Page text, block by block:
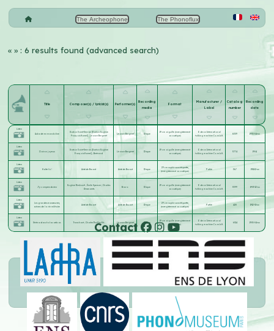
The Archeophone The Phonoflux
« » : 6 results found (advanced search)
Title Composer(s) / lyricist(s) Performer(s)
Recording
media
Format
Manufacturer /
Label
Catalog
number
Recording
date
Listen
Aubade en mandoline
Gaston Saint-Servan [Gaston Eugène
François Hamel] ; Léonce Bergeret
Léonce Bergeret Disque
19 cm aiguille (enregistrement
acoustique)
Odeon International
talking machine Co.m.b.H.
6309 1905-04-xx
Listen
Clairon joyeux
Gaston Saint-Servan [Gaston Eugène
François Hamel]; Bertrand
Léonce Bergeret Disque
19 cm aiguille (enregistrement
acoustique)
Odeon International
talking machine Co.m.b.H.
3774 1904
Listen
Halte-là !
Aristide Bruant Aristide Bruant Disque
29 cm saphir sans étiquette,
(enregistrement acoustique)
Pathé 367 1911-12-xx
Listen
J'y comprends rien
Eugène Rimbault; Émile Spencer; Charles
Desmarets
Bravo Disque
19 cm aiguille (enregistrement
acoustique)
Odeon International
talking machine Co.m.b.H.
3399 1903-12-xx
Listen
Les grandes manœuvres,
scènes de la vie militaire
Aristide Bruant Aristide Bruant Disque
29 cm saphir sans étiquette,
(enregistrement acoustique)
Pathé 428 1912-01-xx
Listen
Sérénadas cholacasticas
Tranchant; Charles Thuillier fils Léonce Bergeret Disque
19 cm aiguille (enregistrement
acoustique)
Odeon International
talking machine Co.m.b.H.
6314 1905-04-xx
Contact